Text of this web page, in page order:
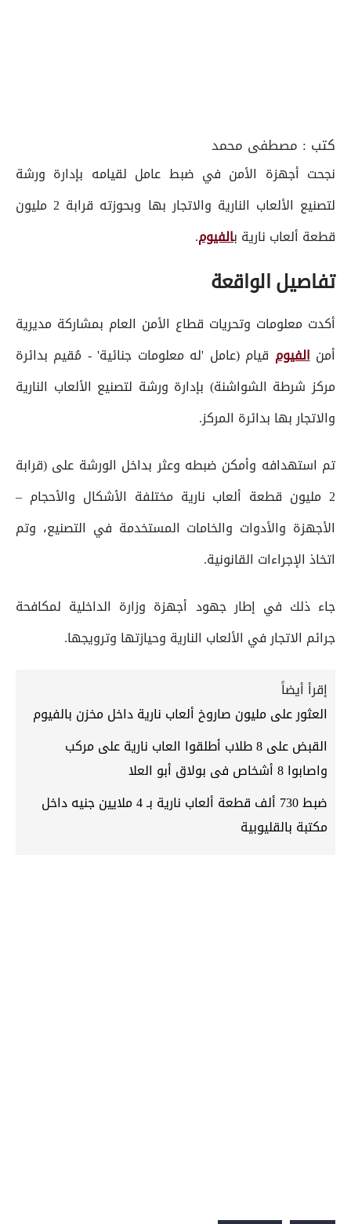
كتب : مصطفى محمد
نجحت أجهزة الأمن في ضبط عامل لقيامه بإدارة ورشة
لتصنيع الألعاب النارية والاتجار بها وبحوزته قرابة 2 مليون
قطعة ألعاب نارية بالفيوم.
تفاصيل الواقعة
أكدت معلومات وتحريات قطاع الأمن العام بمشاركة مديرية
أمنالفيوم قيام (عامل 'له معلومات جنائية' - مُقيم بدائرة
مركز شرطة الشواشنة) بإدارة ورشة لتصنيع الألعاب النارية
والاتجار بها بدائرة المركز.
تم استهدافه وأمكن ضبطه وعثر بداخل الورشة على (قرابة
2 مليون قطعة ألعاب نارية مختلفة الأشكال والأحجام –
الأجهزة والأدوات والخامات المستخدمة في التصنيع، وتم
اتخاذ الإجراءات القانونية.
جاء ذلك في إطار جهود أجهزة وزارة الداخلية لمكافحة
جرائم الاتجار في الألعاب النارية وحيازتها وترويجها.
إقرأ أيضاً
العثور على مليون صاروخ ألعاب نارية داخل مخزن بالفيوم
القبض على 8 طلاب أطلقوا العاب نارية على مركب
واصابوا 8 أشخاص فى بولاق أبو العلا
ضبط 730 ألف قطعة ألعاب نارية بـ 4 ملايين جنيه داخل
مكتبة بالقليوبية